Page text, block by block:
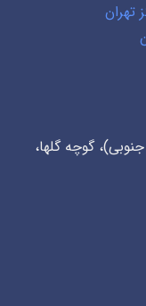
تهران
گوچه گلها،